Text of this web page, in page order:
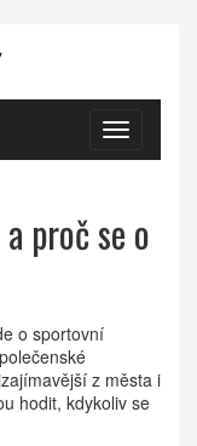
Zobrazit
navigaci
proč se o
o sportovní
z města i
hodit, kdykoliv se